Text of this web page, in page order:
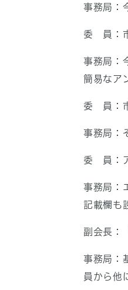
事務局：
委 員：
事務局：
簡易なア
委 員：
事務局：
委 員：
事務局：
記載欄も
副会長：
事務局：
員から他